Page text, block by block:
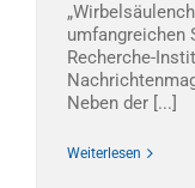
umfangreichen
Recherche-
Neben der [...]
Weiterlesen